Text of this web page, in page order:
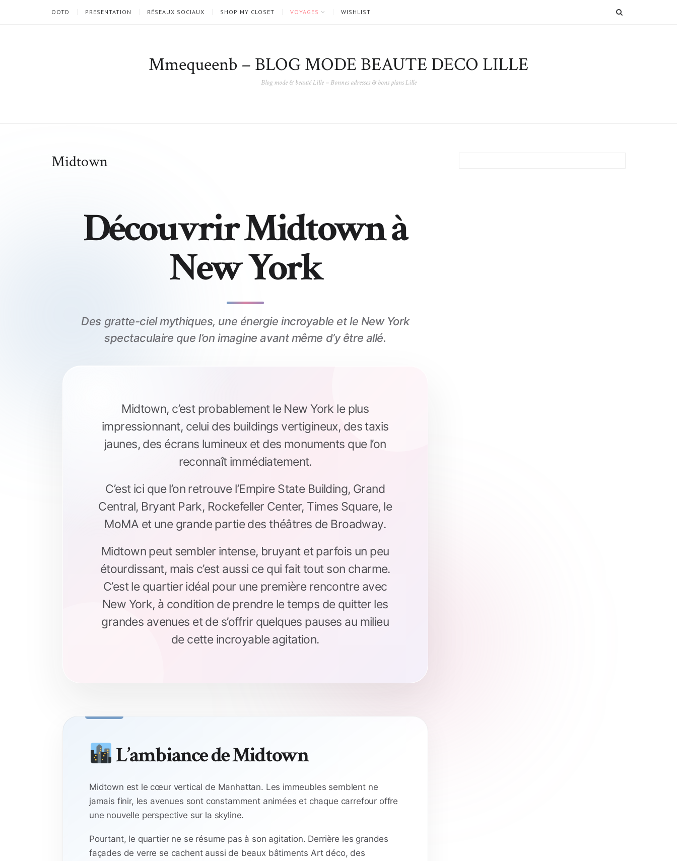
OOTD PRESENTATION RÉSEAUX SOCIAUX SHOP MY CLOSET VOYAGES WISHLIST
Mmequeenb – BLOG MODE BEAUTE DECO LILLE
Blog mode & beauté Lille – Bonnes adresses & bons plans Lille
Midtown
Découvrir Midtown à
New York
Des gratte-ciel mythiques, une énergie incroyable et le New York
spectaculaire que l’on imagine avant même d’y être allé.
Midtown, c’est probablement le New York le plus
impressionnant, celui des buildings vertigineux, des taxis
jaunes, des écrans lumineux et des monuments que l’on
reconnaît immédiatement.
C’est ici que l’on retrouve l’Empire State Building, Grand
Central, Bryant Park, Rockefeller Center, Times Square, le
MoMA et une grande partie des théâtres de Broadway.
Midtown peut sembler intense, bruyant et parfois un peu
étourdissant, mais c’est aussi ce qui fait tout son charme.
C’est le quartier idéal pour une première rencontre avec
New York, à condition de prendre le temps de quitter les
grandes avenues et de s’offrir quelques pauses au milieu
de cette incroyable agitation.
L’ambiance de Midtown
Midtown est le cœur vertical de Manhattan. Les immeubles semblent ne
jamais finir, les avenues sont constamment animées et chaque carrefour offre
une nouvelle perspective sur la skyline.
Pourtant, le quartier ne se résume pas à son agitation. Derrière les grandes
façades de verre se cachent aussi de beaux bâtiments Art déco, des